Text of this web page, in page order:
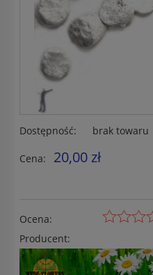
Dostępność: brak towaru
Cena: 20,00 zł
Ocena:
Producent: